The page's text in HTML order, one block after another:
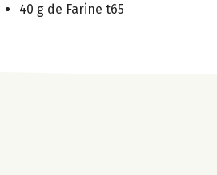
40 g de Farine t65